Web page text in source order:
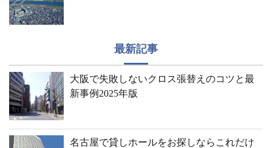
最新記事
大阪で失敗しないクロス張替えのコツと最
新事例2025年版
名古屋で貸しホールをお探しならこれだけ